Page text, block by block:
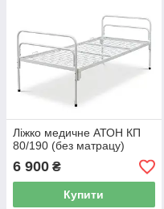
Ліжко медичне АТОН КП
80/190 (без матрацу)
6 900 ₴
Купити